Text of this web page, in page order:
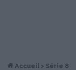
Accueil > Série 8